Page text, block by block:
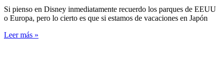
Si pienso en Disney inmediatamente recuerdo los parques de EEUU
o Europa, pero lo cierto es que si estamos de vacaciones en Japón
Leer más »